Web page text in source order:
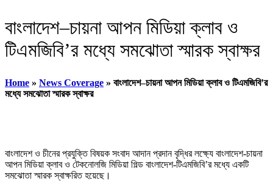
বাংলাদেশ–চায়না আপন মিডিয়া ক্লাব ও
টিএমজিবি’র মধ্যে সমঝোতা স্মারক স্বাক্ষর
Home » News Coverage » বাংলাদেশ–চায়না আপন মিডিয়া ক্লাব ও টিএমজিবি’র
মধ্যে সমঝোতা স্মারক স্বাক্ষর
বাংলাদেশ ও চীনের প্রযুক্তি বিষয়ক সংবাদ আদান প্রদান বৃদ্ধির লক্ষ্যে বাংলাদেশ-চায়না
আপন মিডিয়া ক্লাব ও টেকনোলজি মিডিয়া গিল্ড বাংলাদেশ-টিএমজিবি’র মধ্যে একটি
সমঝোতা স্মারক স্বাক্ষরিত হয়েছে।